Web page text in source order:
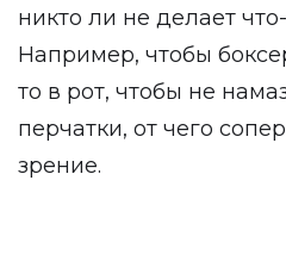
никто ли не делает
Например, чтобы
то в рот, чтобы не
перчатки, от чего
зрение.